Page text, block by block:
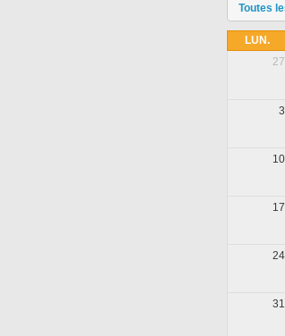
Toutes
LUN.
27
3
10
17
24
31